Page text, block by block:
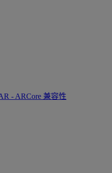
- ARCore 兼容性